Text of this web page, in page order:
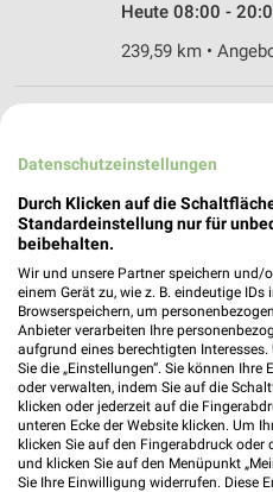
Heute 08:00 -
239,59 km •
31134 Hildesheim
Heute 08:00 -
Ernsting's family
Almsstraße 24
31134 Hildesheim
Heute 09:00 -
238,10 km
Datenschutzeinstellungen
Durch Klicken auf die
Standardeinstellung nur für
beibehalten.
Wir und unsere Partner speichern
einem Gerät zu, wie z. B. eindeutige IDs
Browserspeichern, um
Anbieter verarbeiten Ihre
aufgrund eines berechtigten
Sie die „Einstellungen“. Sie können
oder verwalten, indem Sie auf die
klicken oder jederzeit auf die
unteren Ecke der Website klicken. Um
klicken Sie auf den Fingerabdruck oder
und klicken Sie auf den Menüpunkt
Sie Ihre Einwilligung widerrufen. Diese